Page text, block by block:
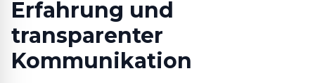
Erfahrung und
transparenter
Kommunikation